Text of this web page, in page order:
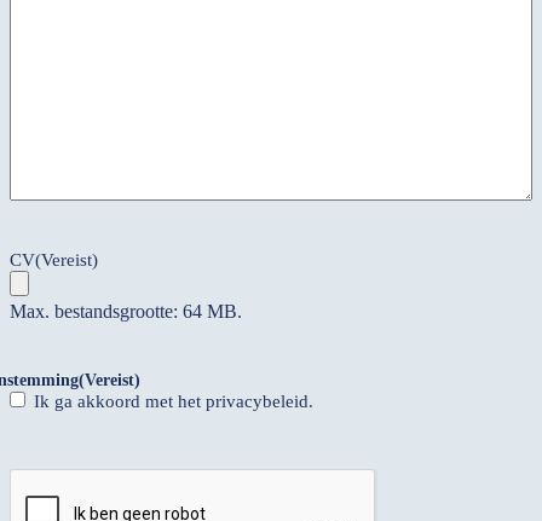
CV(Vereist)
Max. bestandsgrootte: 64 MB.
(Vereist)
Ik ga akkoord met het privacybeleid.
CAPTCHA